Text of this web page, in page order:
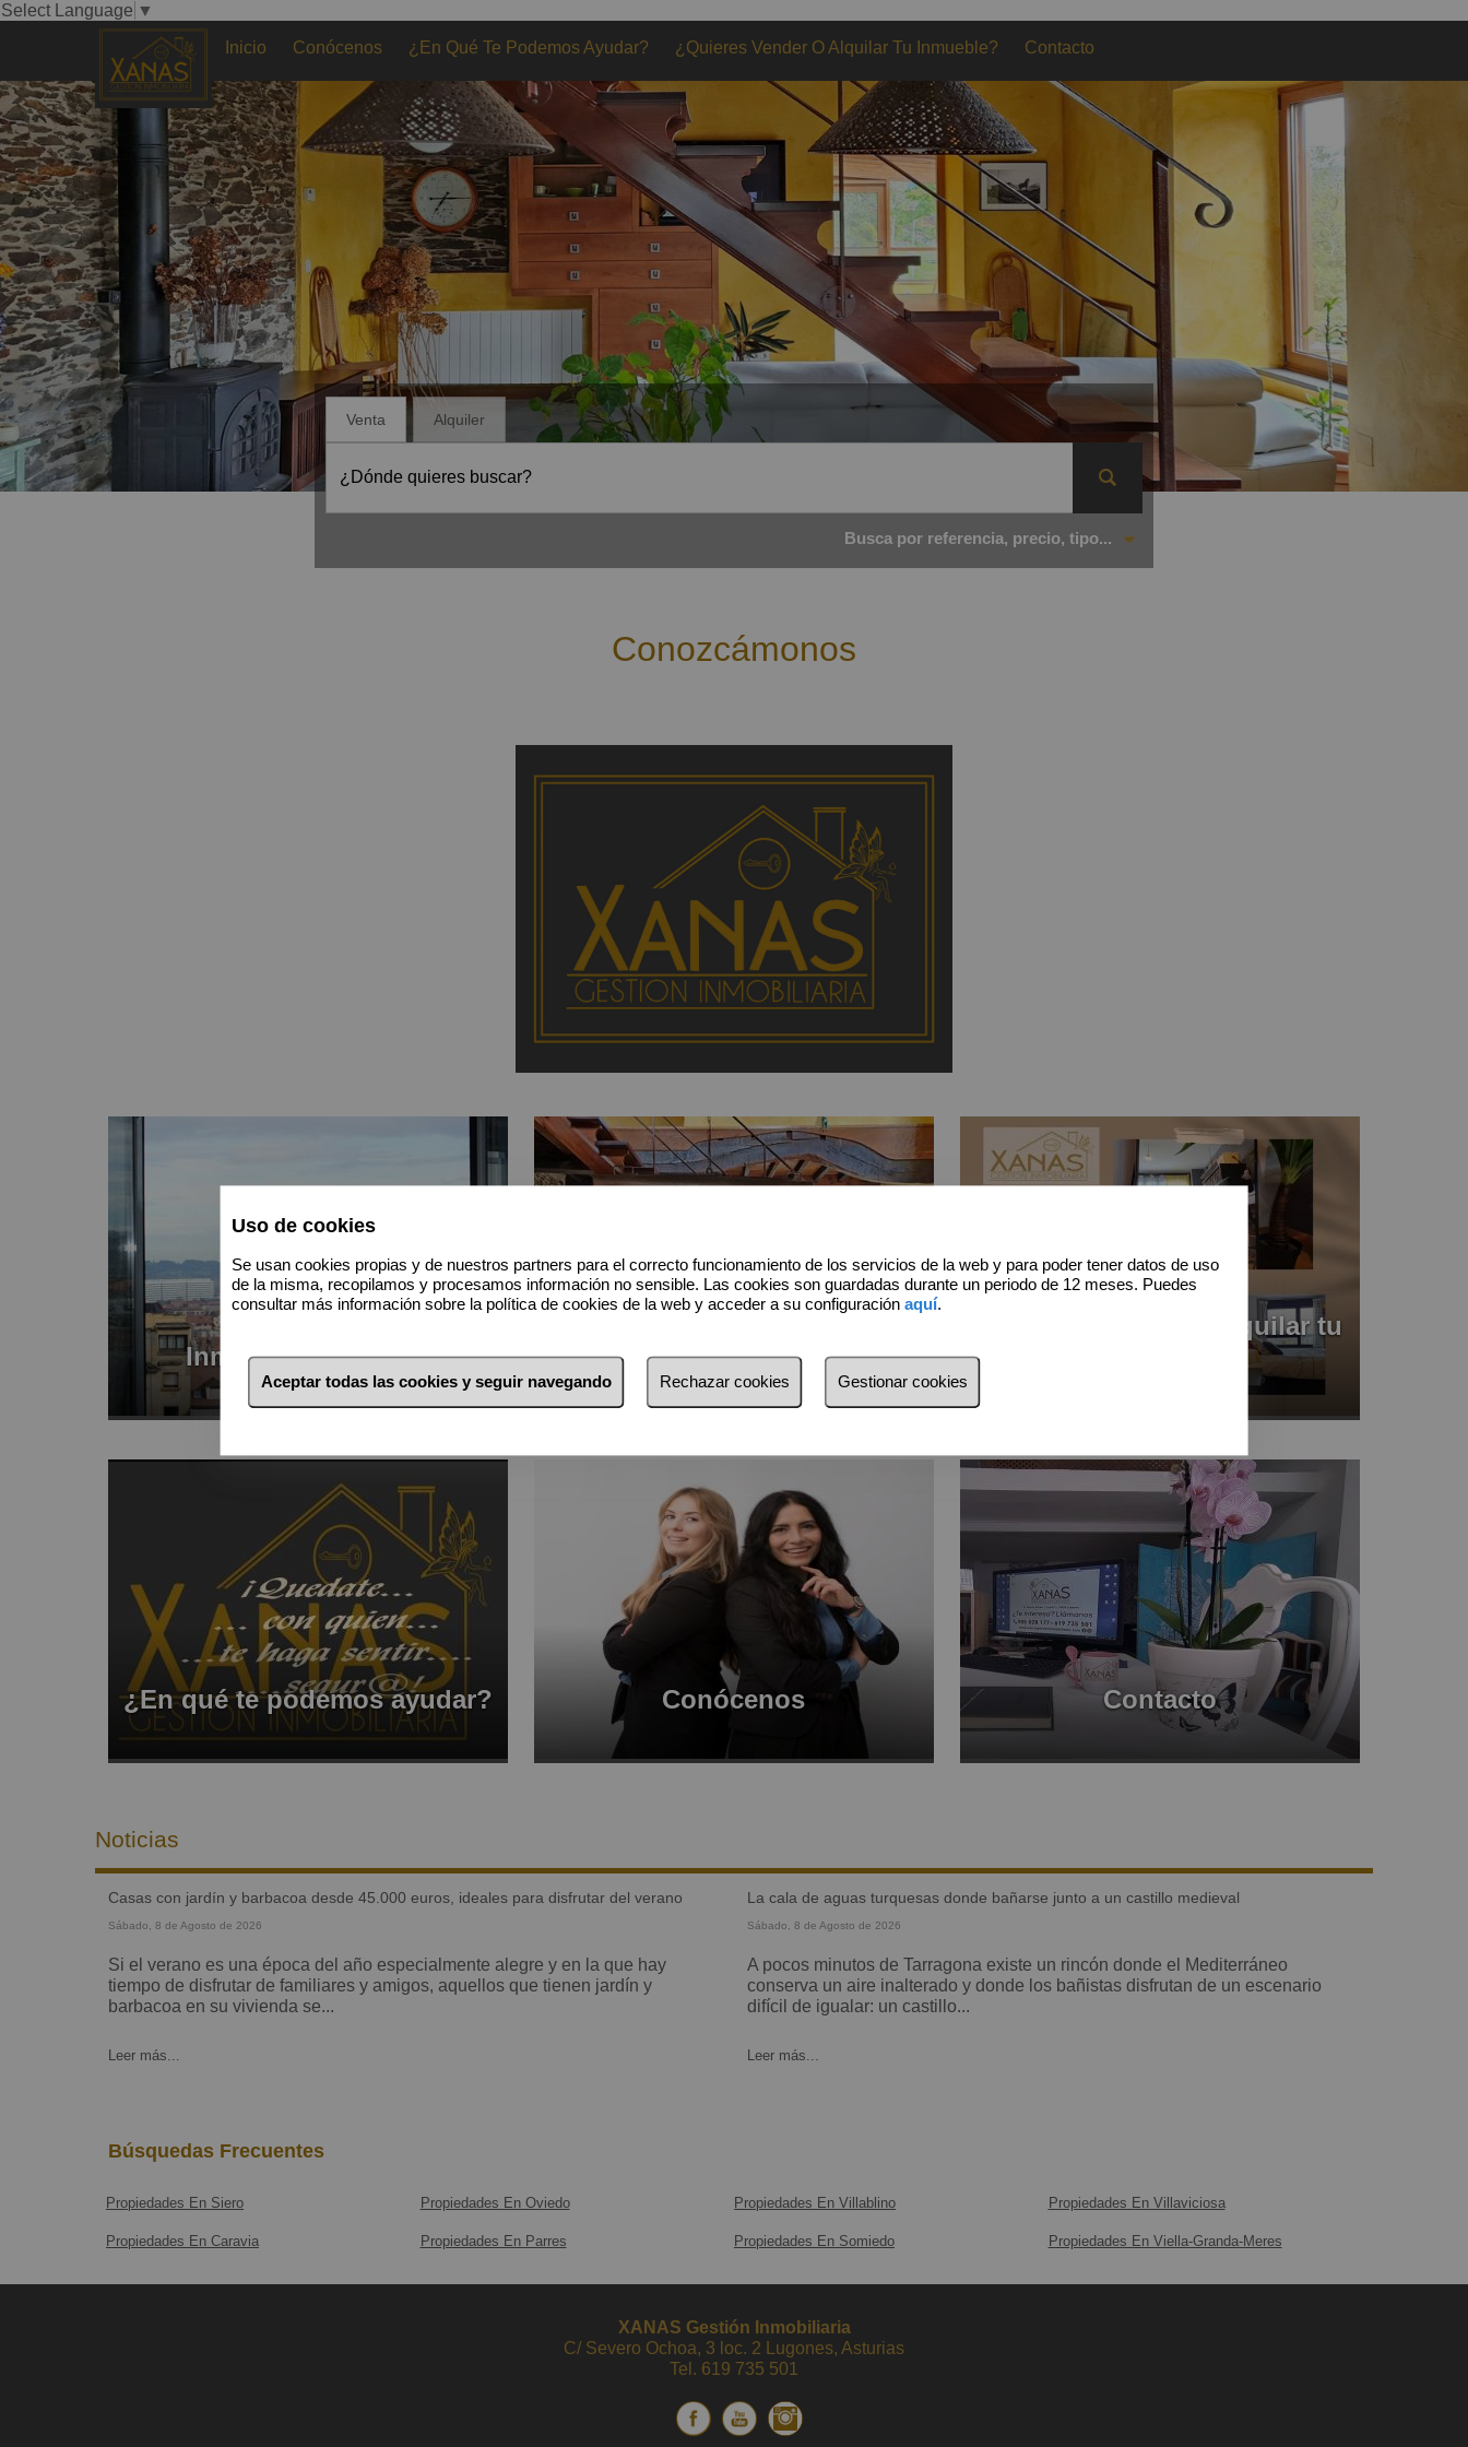
Select Language ▼
Inicio
Conócenos ¿En Qué Te Podemos Ayudar? ¿Quieres Vender O Alquilar Tu Inmueble? Contacto
Venta Alquiler
Busca por referencia, precio, tipo...
Conozcámonos
Inmuebles en venta Inmuebles en alquiler
¿Quieres vender o alquilar tu
¿En qué te podemos ayudar? Conócenos Contacto
Noticias
casas con jardín y barbacoa desde 45.000 euros, ideales para disfrutar del verano
Sábado, 8 de Agosto de 2026
Si el verano es una época del año especialmente alegre y en la que hay
tiempo de disfrutar de familiares y amigos, aquellos que tienen jardín y
barbacoa en su vivienda se...
Leer más...
la cala de aguas turquesas donde bañarse junto a un castillo medieval
Sábado, 8 de Agosto de 2026
A pocos minutos de Tarragona existe un rincón donde el Mediterráneo
conserva un aire inalterado y donde los bañistas disfrutan de un escenario
difícil de igualar: un castillo...
Leer más...
Búsquedas Frecuentes
Propiedades En Siero Propiedades En Oviedo Propiedades En Villablino Propiedades En Villaviciosa
Propiedades En Caravia Propiedades En Parres Propiedades En Somiedo Propiedades En Viella-Granda-Meres
XANAS Gestión Inmobiliaria
C/ Severo Ochoa, 3 loc. 2 Lugones, Asturias
Tel. 619 735 501
Uso de cookies
Se usan cookies propias y de nuestros partners para el correcto funcionamiento de los servicios de la web y para poder tener datos de uso
de la misma, recopilamos y procesamos información no sensible. Las cookies son guardadas durante un periodo de 12 meses. Puedes
consultar más información sobre la política de cookies de la web y acceder a su configuración aquí.
Aceptar todas las cookies y seguir navegando Rechazar cookies Gestionar cookies